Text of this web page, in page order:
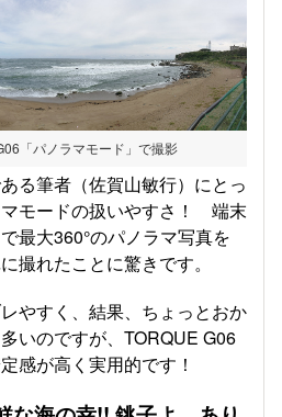
「パノラマモード」で撮影
る筆者（佐賀山敏行）にとっ
モードの扱いやすさ！ 端末
最大360°のパノラマ写真を
撮れたことに驚きです。
やすく、結果、ちょっとおか
いのですが、TORQUE G06
感が高く実用的です！